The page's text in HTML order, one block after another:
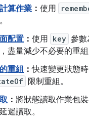
算作業 ： 使用
配置 ： 使用 key 參數
盡量減少不必要的重組
重組 ：快速變更狀態
限制重組。
： 將狀態讀取作業包
遲讀取。